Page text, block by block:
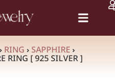
RING SAPPHIRE
RING [ 925 SILVER ]